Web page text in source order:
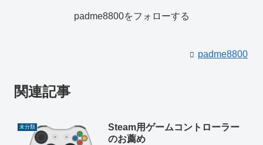
padme8800をフォローする
padme8800
関連記事
未分類
Steam用ゲームコントローラー
のお薦め